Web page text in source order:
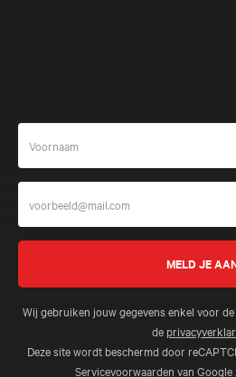
Wij gebruiken jouw gegevens enkel voor
de
Deze site wordt beschermd door
Servicevoorwaarden van